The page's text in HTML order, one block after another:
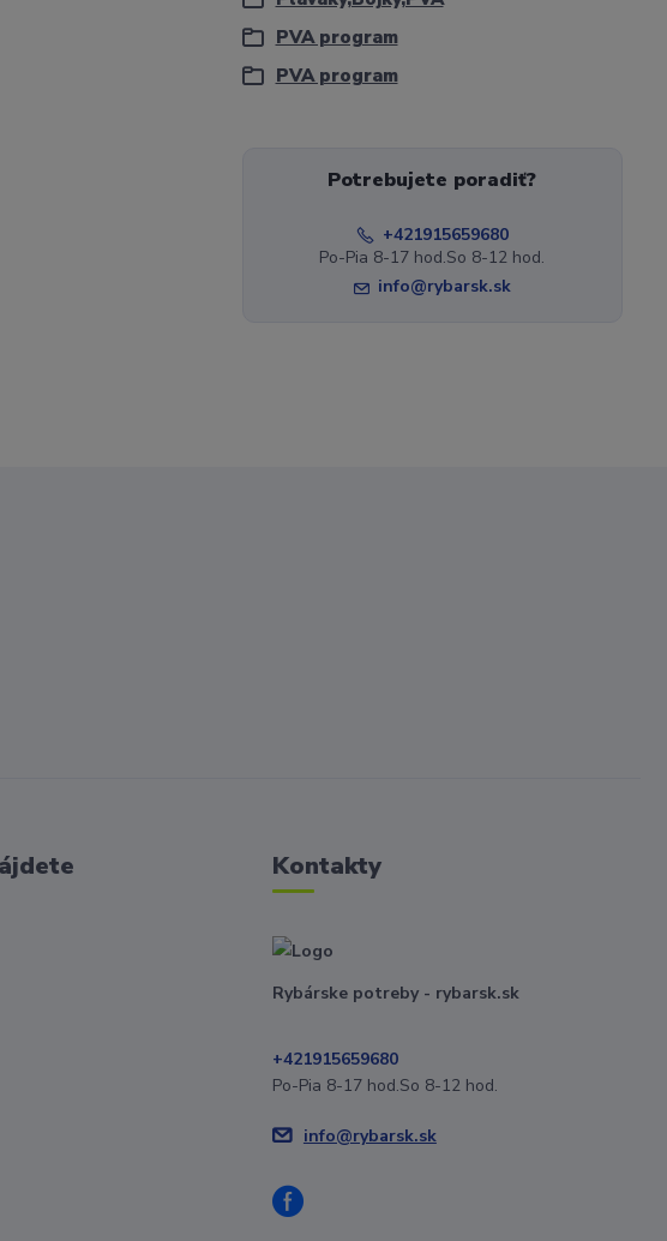
PVA program
PVA program
Potrebujete poradiť?
+421915659680
Po-Pia 8-17 hod.So 8-12 hod.
info@rybarsk.sk
Kontakty
Rybárske potreby - rybarsk.sk
+421915659680
Po-Pia 8-17 hod.So 8-12 hod.
info@rybarsk.sk